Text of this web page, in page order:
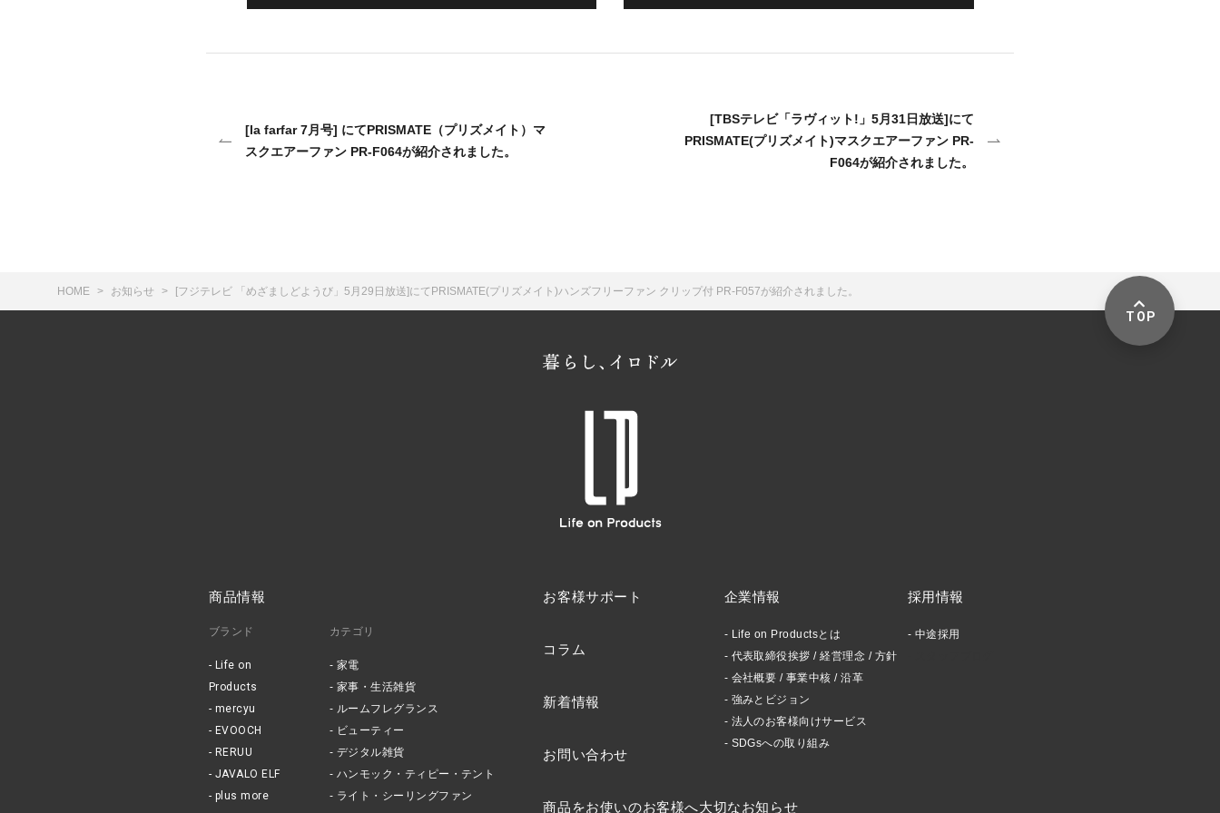
[la farfar 7月号] にてPRISMATE（プリズメイト）マ
スクエアーファン PR-F064が紹介されました。
[TBSテレビ「ラヴィット!」5月31日放送]にて
PRISMATE(プリズメイト)マスクエアーファン PR-
F064が紹介されました。
HOME お知らせ [フジテレビ 「めざましどようび」5月29日放送]にてPRISMATE(プリズメイト)ハンズフリーファン クリップ付 PR-F057が紹介されました。
TOP
商品情報
ブランド
Life on
Products
mercyu
EVOOCH
RERUU
JAVALO ELF
plus more
カテゴリ
家電
家事・生活雑貨
ルームフレグランス
ビューティー
デジタル雑貨
ハンモック・ティピー・テント
ライト・シーリングファン
お客様サポート
コラム
新着情報
お問い合わせ
商品をお使いのお客様へ大切なお知らせ
企業情報
Life on Productsとは
代表取締役挨拶 / 経営理念 / 方針
会社概要 / 事業中核 / 沿革
強みとビジョン
法人のお客様向けサービス
SDGsへの取り組み
採用情報
中途採用